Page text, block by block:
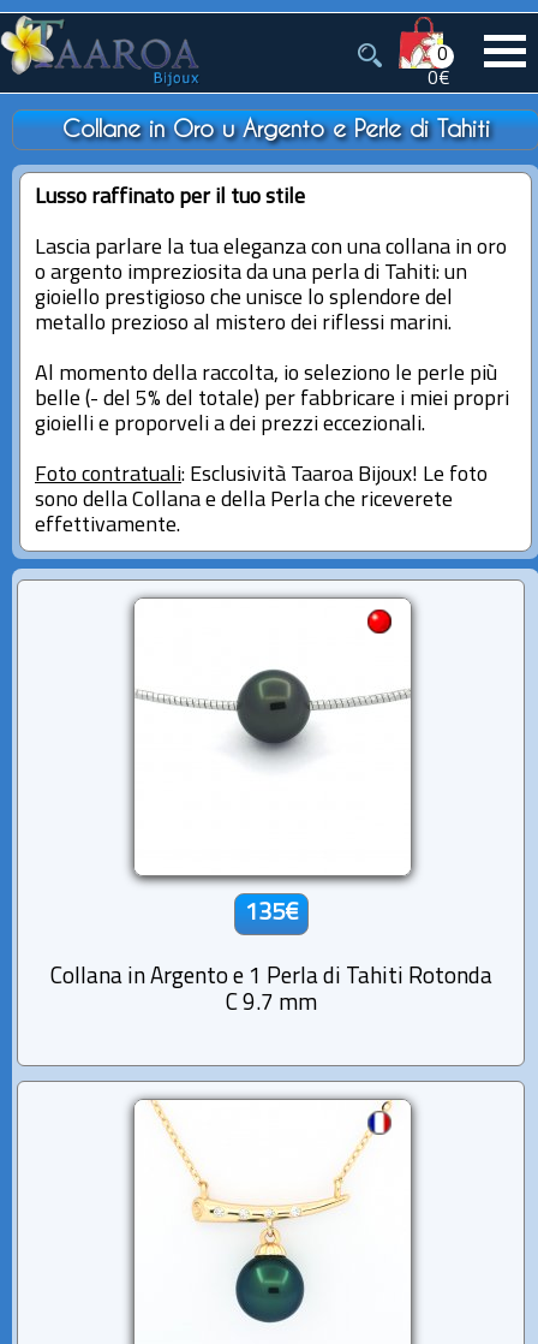
0
0€
Collane in Oro u Argento e Perle di Tahiti
Lusso raffinato per il tuo stile
Lascia parlare la tua eleganza con una collana in oro
o argento impreziosita da una perla di Tahiti: un
gioiello prestigioso che unisce lo splendore del
metallo prezioso al mistero dei riflessi marini.
Al momento della raccolta, io seleziono le perle più
belle (- del 5% del totale) per fabbricare i miei propri
gioielli e proporveli a dei prezzi eccezionali.
Foto contratuali: Esclusività Taaroa Bijoux! Le foto
sono della Collana e della Perla che riceverete
effettivamente.
135€
Collana in Argento e 1 Perla di Tahiti Rotonda
C 9.7 mm